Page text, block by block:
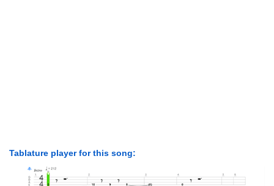
Tablature player for this song: